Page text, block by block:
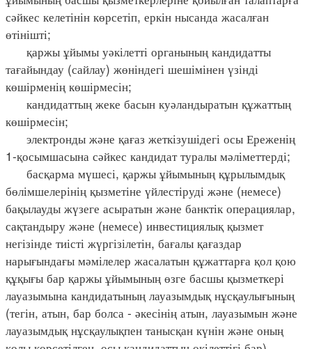
сәйкес келетінін көрсетіп, еркін нысанда жасалған
өтінішті;
қаржы ұйымы уәкілетті органының кандидатты
тағайындау (сайлау) жөніндегі шешімінен үзінді
көшірменің көшірмесін;
кандидаттың жеке басын куәландыратын құжаттың
көшірмесін;
электронды және қағаз жеткізушідегі осы Ереженің
1-қосымшасына сәйкес кандидат туралы мәліметтерді;
басқарма мүшесі, қаржы ұйымының құрылымдық
бөлімшелерінің қызметіне үйлестіруді және (немесе)
бақылауды жүзеге асыратын және банктік операциялар,
сақтандыру және (немесе) инвестициялық қызмет
негізінде тиісті жүргізілетін, бағалы қағаздар
нарығындағы мәмілелер жасалатын құжаттарға қол қою
құқығы бар қаржы ұйымының өзге басшы қызметкері
лауазымына кандидатының лауазымдық нұсқаулығының
(тегін, атын, бар болса - әкесінің атын, лауазымын және
лауазымдық нұсқаулықпен танысқан күнін және оның